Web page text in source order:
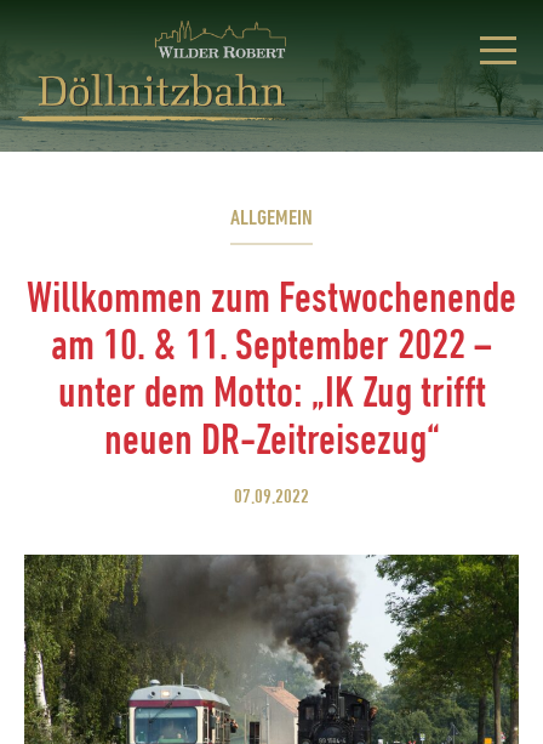
ALLGEMEIN
Willkommen zum Festwochenende
am 10. & 11. September 2022 –
unter dem Motto: „IK Zug trifft
neuen DR-Zeitreisezug“
07.09.2022